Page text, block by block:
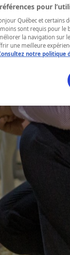
pour
Québec et certains
sont requis pour le
la navigation sur
une meilleure
notre politique